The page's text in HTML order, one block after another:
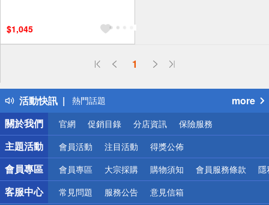
$1,045
1
活動快訊
偏遠地區配送
得獎公告
熱門話題
銀行優惠
偏遠地區配送
詐騙網頁！請小心！
more
關於我們
官網 促銷目錄 分店資訊 保險服務
主題活動 會員活動 注目活動 得獎公佈
會員專區 會員專區 大宗採購 購物須知 會員服務條款 隱
客服中心 常見問題 服務公告 意見信箱